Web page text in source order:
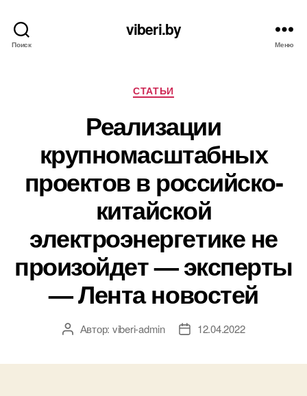
Поиск
viberi.by
Меню
Рубрики
СТАТЬИ
Реализации
крупномасштабных
проектов в российско-
китайской
электроэнергетике не
произойдет — эксперты
— Лента новостей
АвторАвтор: viberi-admin
Дата12.04.2022